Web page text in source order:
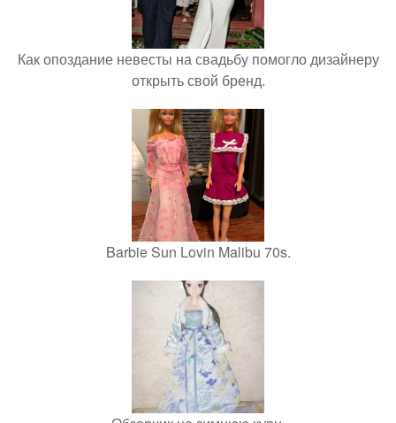
Как опоздание невесты на свадьбу помогло дизайнеру
открыть свой бренд.
Barbie Sun Lovin Malibu 70s.